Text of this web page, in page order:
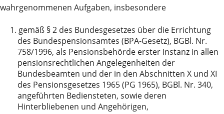
wahrgenommenen Aufgaben, insbesondere
1. gemäß § 2 des Bundesgesetzes über die Errichtung
des Bundespensionsamtes (BPA-Gesetz), BGBl. Nr.
758/1996, als Pensionsbehörde erster Instanz in allen
pensionsrechtlichen Angelegenheiten der
Bundesbeamten und der in den Abschnitten X und XI
des Pensionsgesetzes 1965 (PG 1965), BGBl. Nr. 340,
angeführten Bediensteten, sowie deren
Hinterbliebenen und Angehörigen,